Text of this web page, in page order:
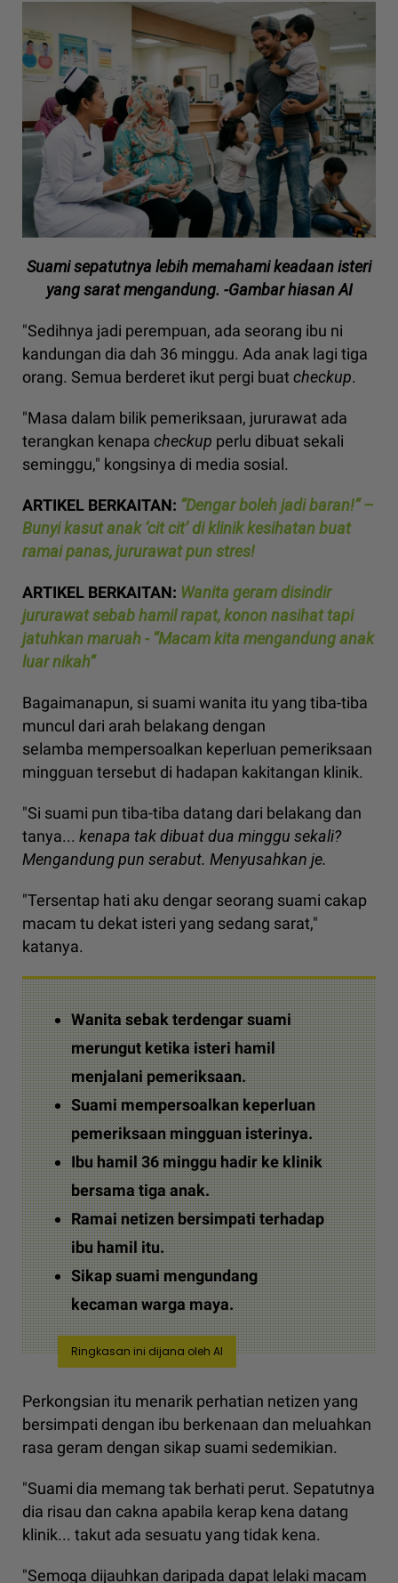
Suami sepatutnya lebih memahami keadaan isteri
yang sarat mengandung. -Gambar hiasan AI
"Sedihnya jadi perempuan, ada seorang ibu ni
kandungan dia dah 36 minggu. Ada anak lagi tiga
orang. Semua berderet ikut pergi buatcheckup.
"Masa dalam bilik pemeriksaan, jururawat ada
terangkan kenapa checkup perlu dibuat sekali
seminggu," kongsinya di media sosial.
ARTIKEL BERKAITAN: “Dengar boleh jadi baran!” –
Bunyi kasut anak ‘cit cit’ di klinik kesihatan buat
ramai panas, jururawat pun stres!
ARTIKEL BERKAITAN: Wanita geram disindir
jururawat sebab hamil rapat, konon nasihat tapi
jatuhkan maruah - “Macam kita mengandung anak
luar nikah”
Bagaimanapun, si suami wanita itu yang tiba-tiba
muncul dari arah belakang dengan
selamba mempersoalkan keperluan pemeriksaan
mingguan tersebut di hadapan kakitangan klinik.
"Si suami pun tiba-tiba datang dari belakang dan
tanya... kenapa tak dibuat dua minggu sekali?
Mengandung pun serabut. Menyusahkan je.
"Tersentap hati aku dengar seorang suami cakap
macam tu dekat isteri yang sedang sarat,"
katanya.
Wanita sebak terdengar suami
merungut ketika isteri hamil
menjalani pemeriksaan.
Suami mempersoalkan keperluan
pemeriksaan mingguan isterinya.
Ibu hamil 36 minggu hadir ke klinik
bersama tiga anak.
Ramai netizen bersimpati terhadap
ibu hamil itu.
Sikap suami mengundang
kecaman warga maya.
Ringkasan ini dijana oleh AI
Perkongsian itu menarik perhatian netizen yang
bersimpati dengan ibu berkenaan dan meluahkan
rasa geram dengan sikap suami sedemikian.
"Suami dia memang tak berhati perut. Sepatutnya
dia risau dan cakna apabila kerap kena datang
klinik... takut ada sesuatu yang tidak kena.
"Semoga dijauhkan daripada dapat lelaki macam